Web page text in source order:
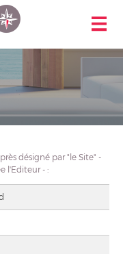
désigné par "le Site" -
l'Editeur - :